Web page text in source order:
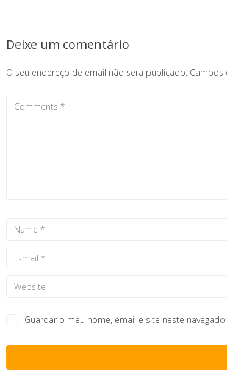
Deixe um comentário
O seu endereço de email não será publicado. Campos
Guardar o meu nome, email e site neste